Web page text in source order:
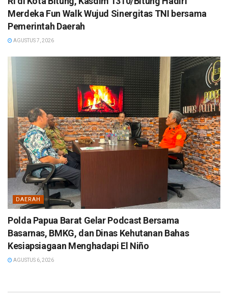
Merdeka Fun Walk Wujud Sinergitas TNI bersama
Pemerintah Daerah
AGUSTUS 7, 2026
DAERAH
Polda Papua Barat Gelar Podcast Bersama
Basarnas, BMKG, dan Dinas Kehutanan Bahas
Kesiapsiagaan Menghadapi El Niño
AGUSTUS 6, 2026